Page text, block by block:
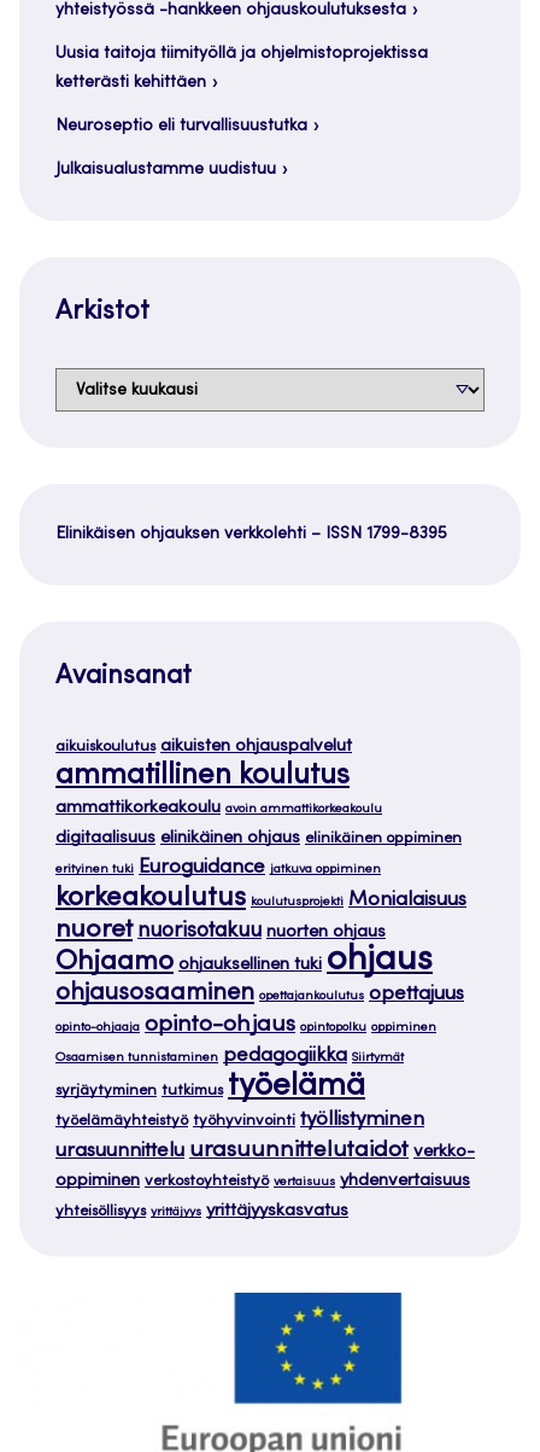
yhteistyössä -hankkeen ohjauskoulutuksesta
Uusia taitoja tiimityöllä ja ohjelmistoprojektissa
ketterästi kehittäen
Neuroseptio eli turvallisuustutka
Julkaisualustamme uudistuu
Arkistot
Arkistot
Elinikäisen ohjauksen verkkolehti – ISSN 1799-8395
Avainsanat
aikuiskoulutus aikuisten ohjauspalvelut
ammatillinen koulutus
ammattikorkeakoulu avoin ammattikorkeakoulu
digitaalisuus elinikäinen ohjaus elinikäinen oppiminen
erityinen tuki Euroguidance jatkuva oppiminen
korkeakoulutus koulutusprojekti Monialaisuus
nuoret nuorisotakuu nuorten ohjaus
Ohjaamo ohjauksellinen tuki ohjaus
ohjausosaaminen opettajankoulutus opettajuus
opinto-ohjaaja opinto-ohjaus opintopolku oppiminen
Osaamisen tunnistaminen pedagogiikka Siirtymät
syrjäytyminen tutkimus työelämä
työelämäyhteistyö työhyvinvointi työllistyminen
urasuunnittelu urasuunnittelutaidot verkko-
oppiminen verkostoyhteistyö vertaisuus yhdenvertaisuus
yhteisöllisyys yrittäjyys yrittäjyyskasvatus